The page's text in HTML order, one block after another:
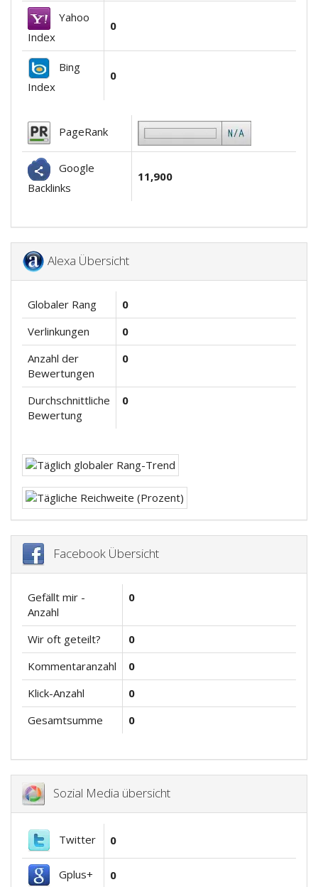
Yahoo
Index
0
Bing
Index
0
PageRank
Google
Backlinks
11,900
Alexa Übersicht
Globaler Rang
0
Verlinkungen
0
Anzahl der
Bewertungen
0
Durchschnittliche
Bewertung
0
Facebook Übersicht
Gefällt mir -
Anzahl
0
Wir oft geteilt?
0
Kommentaranzahl
0
Klick-Anzahl
0
Gesamtsumme
0
Sozial Media übersicht
Twitter 0
Gplus+ 0